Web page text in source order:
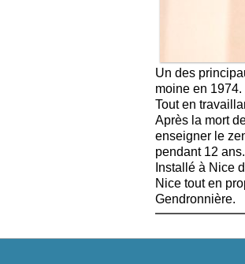
Un des
moine en 1974.
Tout en
Après la mort
enseigner le
pendant 12 ans.
Installé à Nice
Nice tout en
Gendronnière.